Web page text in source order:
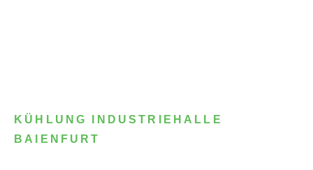
KÜHLUNG INDUSTRIEHALLE
BAIENFURT